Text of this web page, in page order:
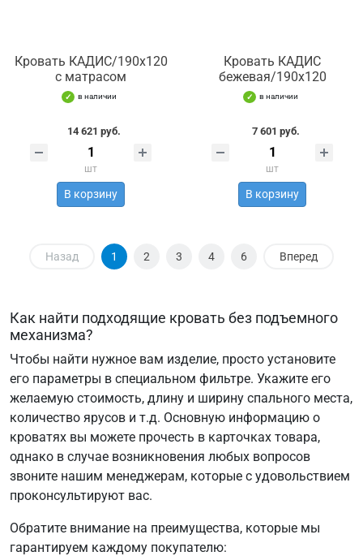
Кровать КАДИС/190х120
с матрасом
в наличии
14 621 руб.
шт
В корзину
Кровать КАДИС
бежевая/190х120
в наличии
7 601 руб.
шт
В корзину
Назад 1 2 3 4 6 Вперед
Как найти подходящие кровать без подъемного
механизма?
Чтобы найти нужное вам изделие, просто установите
его параметры в специальном фильтре. Укажите его
желаемую стоимость, длину и ширину спального места,
количество ярусов и т.д. Основную информацию о
кроватях вы можете прочесть в карточках товара,
однако в случае возникновения любых вопросов
звоните нашим менеджерам, которые с удовольствием
проконсультируют вас.
Обратите внимание на преимущества, которые мы
гарантируем каждому покупателю: